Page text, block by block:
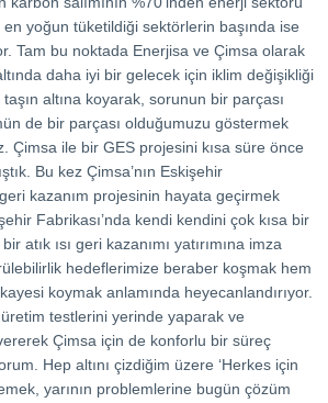
yoğun tüketildiği sektörlerin başında ise
Tam bu noktada Enerjisa ve Çimsa olarak
altında daha iyi bir gelecek için iklim değişikliği
altına koyarak, sorunun bir parçası
de bir parçası olduğumuzu göstermek
Çimsa ile bir GES projesini kısa süre önce
Bu kez Çimsa’nın Eskişehir
geri kazanım projesinin hayata geçirmek
Fabrikası’nda kendi kendini çok kısa bir
atık ısı geri kazanımı yatırımına imza
hedeflerimize beraber koşmak hem
koymak anlamında heyecanlandırıyor.
testlerini yerinde yaparak ve
Çimsa için de konforlu bir süreç
Hep altını çizdiğim üzere ‘Herkes için
yarının problemlerine bugün çözüm